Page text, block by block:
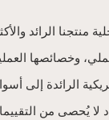
منتجنا الرائد
وخصائصها
الرائدة
يُحصى من